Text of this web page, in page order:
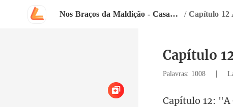
Nos Braços da Maldição - Casamento Forçado / Capítulo 12
Capítulo
Palavras: 1008 |
"A